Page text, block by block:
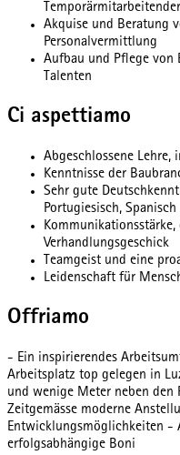
Akquise und Beratung
Personalvermittlung
Aufbau und Pflege von
Talenten
Ci aspettiamo
Abgeschlossene
Kenntnisse der
Sehr gute
Portugiesisch,
Verhandlungsgeschick
Teamgeist und eine
Leidenschaft für
Offriamo
- Ein inspirierendes
Arbeitsplatz top gelegen in
und wenige Meter neben den
Zeitgemässe moderne
Entwicklungsmöglichkeiten -
erfolgsabhängige Boni